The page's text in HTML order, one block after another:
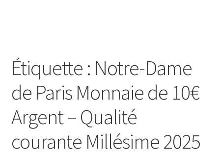
Étiquette : Notre-Dame
de Paris Monnaie de 10€
Argent – Qualité
courante Millésime 2025